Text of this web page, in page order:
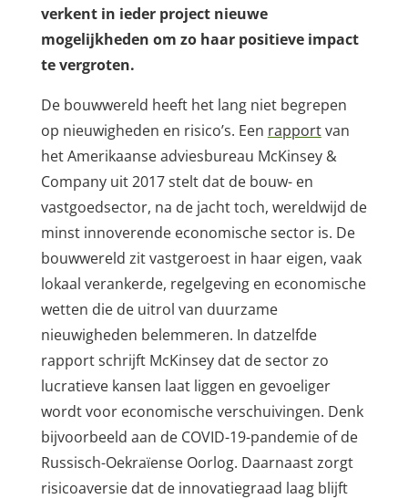
verkent in ieder project nieuwe
mogelijkheden om zo haar positieve impact
te vergroten.
De bouwwereld heeft het lang niet begrepen
op nieuwigheden en risico’s. Een rapportvan
het Amerikaanse adviesbureau McKinsey &
Company uit 2017 stelt dat de bouw- en
vastgoedsector, na de jacht toch, wereldwijd de
minst innoverende economische sector is. De
bouwwereld zit vastgeroest in haar eigen, vaak
lokaal verankerde, regelgeving en economische
wetten die de uitrol van duurzame
nieuwigheden belemmeren. In datzelfde
rapport schrijft McKinsey dat de sector zo
lucratieve kansen laat liggen en gevoeliger
wordt voor economische verschuivingen. Denk
bijvoorbeeld aan de COVID-19-pandemie of de
Russisch-Oekraïense Oorlog. Daarnaast zorgt
risicoaversie dat de innovatiegraad laag blijft